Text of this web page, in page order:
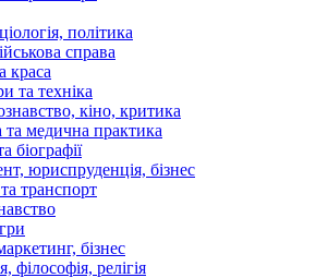
політика
справа
краса
та техніка
кіно, критика
медична практика
біографії
юриспруденція, бізнес
транспорт
бізнес
філософія, релігія